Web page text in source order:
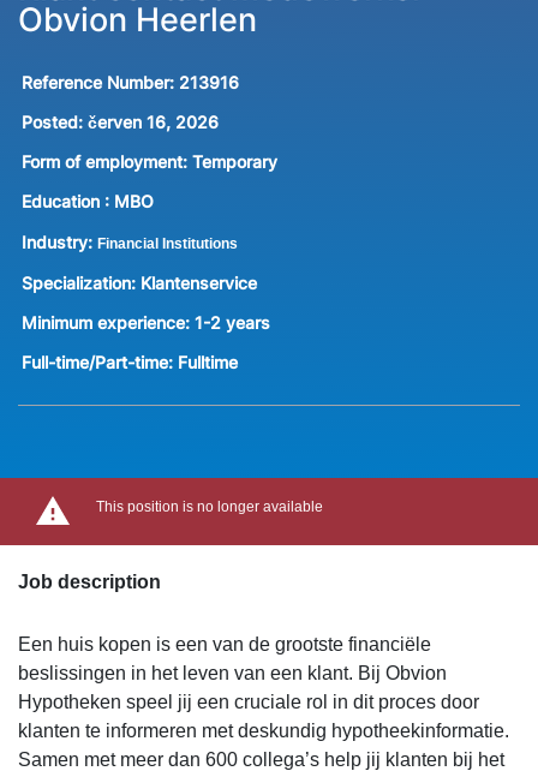
Obvion Heerlen
Reference Number: 213916
Posted: červen 16, 2026
Form of employment: Temporary
Education : MBO
Industry: Financial Institutions
Specialization: Klantenservice
Minimum experience: 1-2 years
Full-time/Part-time: Fulltime
This position is no longer available
Job description
Een huis kopen is een van de grootste financiële
beslissingen in het leven van een klant. Bij Obvion
Hypotheken speel jij een cruciale rol in dit proces door
klanten te informeren met deskundig hypotheekinformatie.
Samen met meer dan 600 collega’s help jij klanten bij het